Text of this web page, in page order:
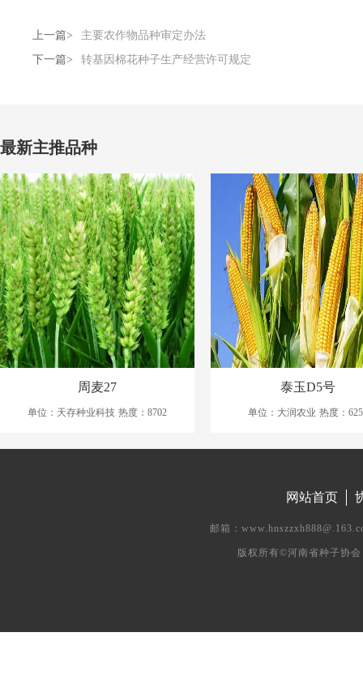
上一篇>
主要农作物品种审定办法
下一篇>
转基因棉花种子生产经营许可规定
最新主推品种
周麦27
单位：天存种业科技 热度：8702
泰玉D5号
单位：大润农业 热度：
网站首页
邮箱：
版权所有©河南省种子协